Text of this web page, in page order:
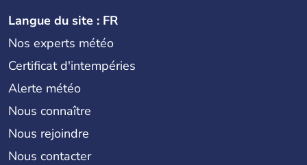
Langue du site : FR
Nos experts météo
Certificat d'intempéries
Alerte météo
Nous connaître
Nous rejoindre
Nous contacter